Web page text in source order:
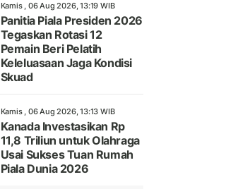
Kamis , 06 Aug 2026, 13:19 WIB
Panitia Piala Presiden 2026
Tegaskan Rotasi 12
Pemain Beri Pelatih
Keleluasaan Jaga Kondisi
Skuad
Kamis , 06 Aug 2026, 13:13 WIB
Kanada Investasikan Rp
11,8 Triliun untuk Olahraga
Usai Sukses Tuan Rumah
Piala Dunia 2026